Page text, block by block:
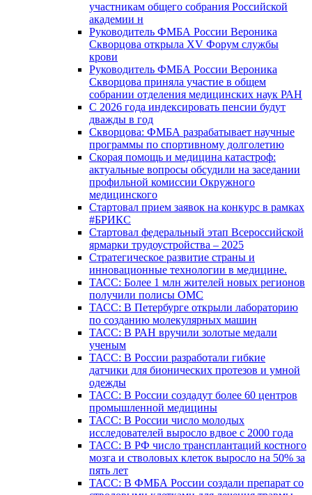
участникам общего собрания Российской
академии н
Руководитель ФМБА России Вероника
Скворцова открыла XV Форум службы
крови
Руководитель ФМБА России Вероника
Скворцова приняла участие в общем
собрании отделения медицинских наук РАН
С 2026 года индексировать пенсии будут
дважды в год
Скворцова: ФМБА разрабатывает научные
программы по спортивному долголетию
Скорая помощь и медицина катастроф:
актуальные вопросы обсудили на заседании
профильной комиссии Окружного
медицинского
Стартовал прием заявок на конкурс в рамках
#БРИКС
Стартовал федеральный этап Всероссийской
ярмарки трудоустройства – 2025
Стратегическое развитие страны и
инновационные технологии в медицине.
ТАСС: Более 1 млн жителей новых регионов
получили полисы ОМС
ТАСС: В Петербурге открыли лабораторию
по созданию молекулярных машин
ТАСС: В РАН вручили золотые медали
ученым
ТАСС: В России разработали гибкие
датчики для бионических протезов и умной
одежды
ТАСС: В России создадут более 60 центров
промышленной медицины
ТАСС: В России число молодых
исследователей выросло вдвое с 2000 года
ТАСС: В РФ число трансплантаций костного
мозга и стволовых клеток выросло на 50% за
пять лет
ТАСС: В ФМБА России создали препарат со